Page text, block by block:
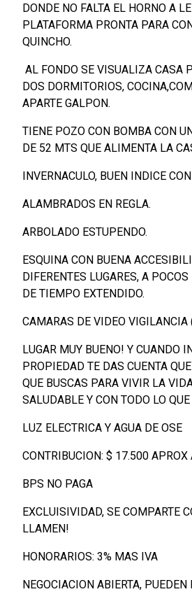
DONDE NO FALTA EL HORNO A
PLATAFORMA PRONTA PARA
QUINCHO.
AL FONDO SE VISUALIZA CASA
DOS DORMITORIOS,
APARTE GALPON.
TIENE POZO CON BOMBA CON
DE 52 MTS QUE ALIMENTA LA
INVERNACULO, BUEN INDICE
ALAMBRADOS EN REGLA.
ARBOLADO ESTUPENDO.
ESQUINA CON BUENA
DIFERENTES LUGARES, A
DE TIEMPO EXTENDIDO.
CAMARAS DE VIDEO VIGILANCIA
LUGAR MUY BUENO! Y CUANDO
PROPIEDAD TE DAS CUENTA
QUE BUSCAS PARA VIVIR LA
SALUDABLE Y CON TODO LO
LUZ ELECTRICA Y AGUA DE OSE
CONTRIBUCION: $ 17.500 APROX
BPS NO PAGA
EXCLUISIVIDAD, SE COMPARTE
LLAMEN!
HONORARIOS: 3% MAS IVA
NEGOCIACION ABIERTA,